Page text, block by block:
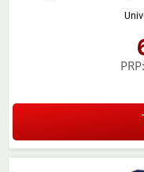
PRP: